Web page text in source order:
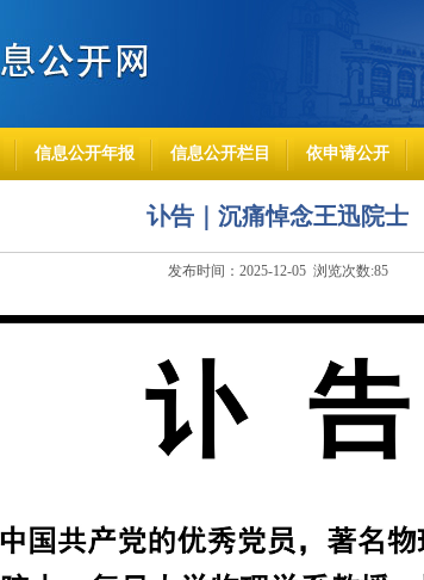
信息公开年报 信息公开栏目 依申请公开
讣告｜沉痛悼念王迅院士
发布时间：2025-12-05 浏览次数:85